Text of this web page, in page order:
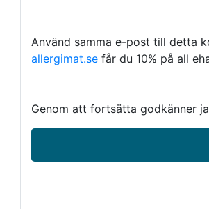
Använd samma e-post till detta
allergimat.sefår du 10% på all
Genom att fortsätta godkänner